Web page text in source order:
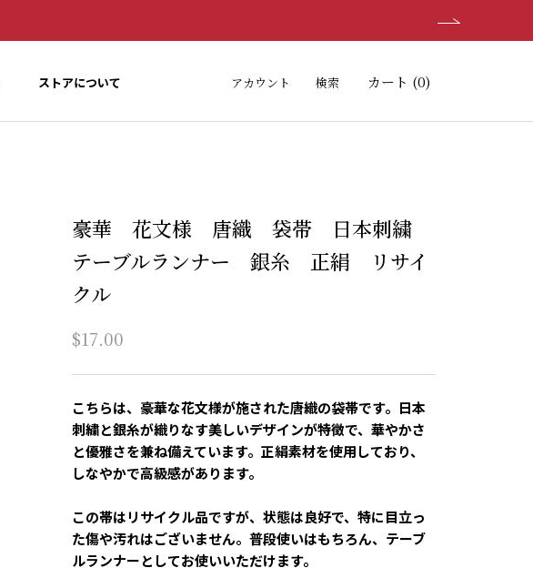
ストアについて
アカウント 検索 カート (0)
豪華 花文様 唐織 袋帯 日本刺繍
テーブルランナー 銀糸 正絹 リサイ
クル
$17.00
こちらは、豪華な花文様が施された唐織の袋帯です。日本
刺繍と銀糸が織りなす美しいデザインが特徴で、華やかさ
と優雅さを兼ね備えています。正絹素材を使用しており、
しなやかで高級感があります。
この帯はリサイクル品ですが、状態は良好で、特に目立っ
た傷や汚れはございません。普段使いはもちろん、テーブ
ルランナーとしてお使いいただけます。